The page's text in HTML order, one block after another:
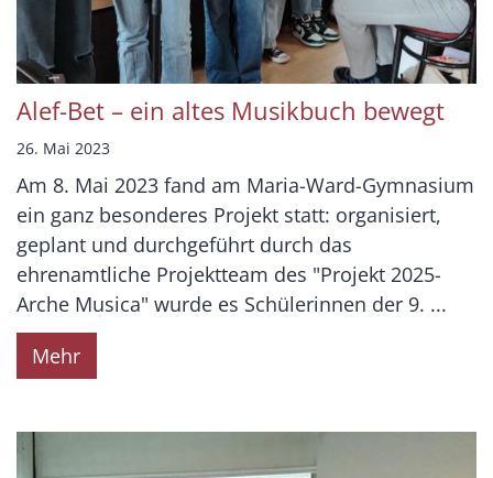
Alef-Bet – ein altes Musikbuch bewegt
26. Mai 2023
Am 8. Mai 2023 fand am Maria-Ward-Gymnasium
ein ganz besonderes Projekt statt: organisiert,
geplant und durchgeführt durch das
ehrenamtliche Projektteam des "Projekt 2025-
Arche Musica" wurde es Schülerinnen der 9. ...
Mehr